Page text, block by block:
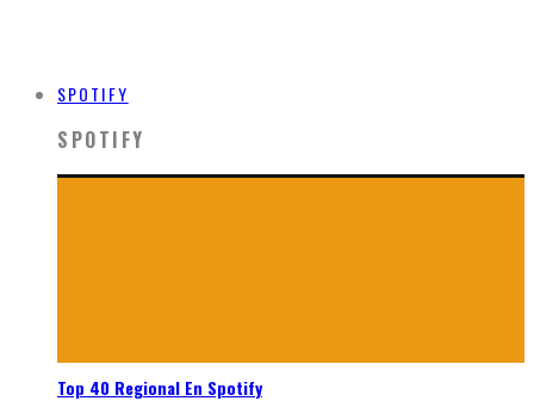
SPOTIFY
SPOTIFY
Top 40 Regional En Spotify